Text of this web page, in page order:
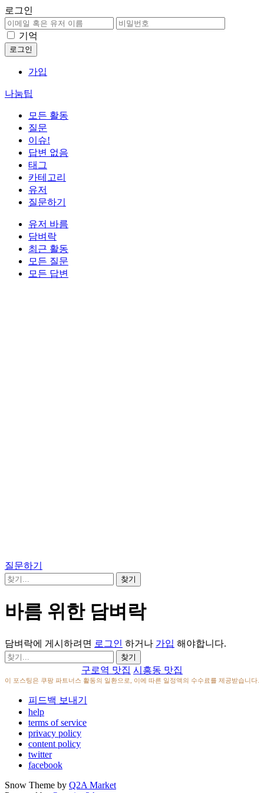
로그인
기억
가입
나눔팁
모든 활동
질문
이슈!
답변 없음
태그
카테고리
유저
질문하기
유저 바름
담벼락
최근 활동
모든 질문
모든 답변
질문하기
바름 위한 담벼락
담벼락에 게시하려면 로그인 하거나 가입 해야합니다.
구로역 맛집 시흥동 맛집
이 포스팅은 쿠팡 파트너스 활동의 일환으로, 이에 따른 일정액의 수수료를 제공받습니다.
피드백 보내기
help
terms of service
privacy policy
content policy
twitter
facebook
Snow Theme by Q2A Market